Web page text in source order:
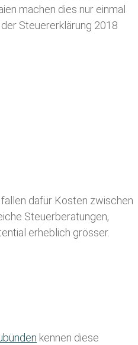
machen dies nur einmal
Steuererklärung 2018
dafür Kosten zwischen
Steuerberatungen,
erheblich grösser.
kennen diese